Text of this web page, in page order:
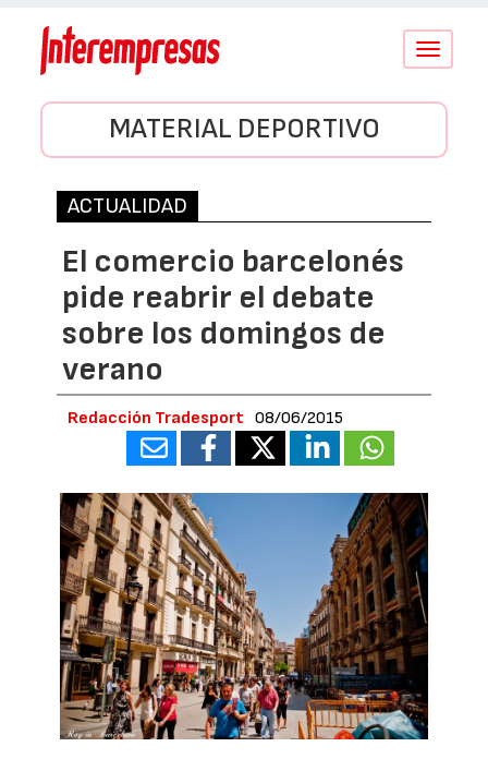
Conmutar
MATERIAL DEPORTIVO
ACTUALIDAD
El comercio barcelonés
pide reabrir el debate
sobre los domingos de
verano
Redacción Tradesport 08/06/2015